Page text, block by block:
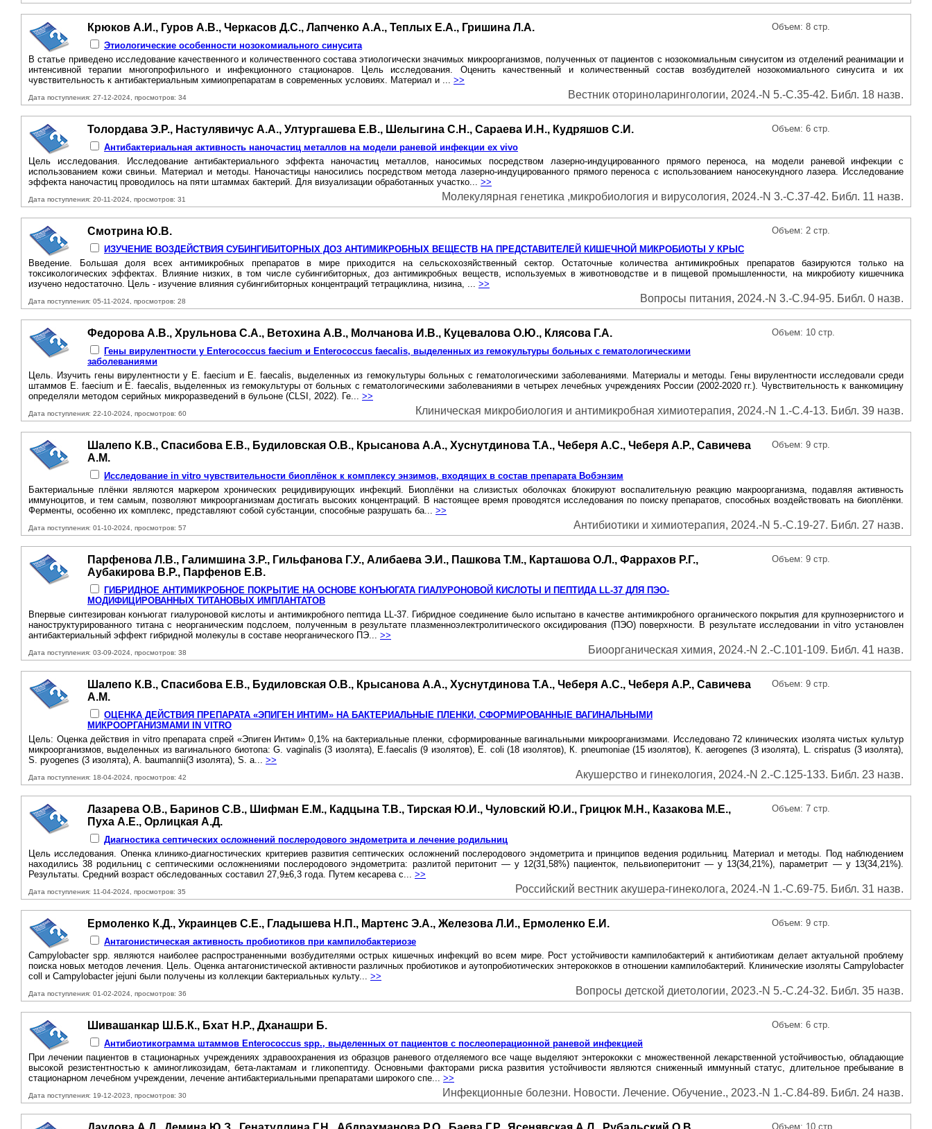
Крюков А.И., Гуров А.В., Черкасов Д.С., Лапченко А.А., Теплых Е.А., Гришина Л.А.
Этиологические особенности нозокомиального синусита
Объем: 8 стр.
В статье приведено исследование качественного и количественного состава этиологически значимых микроорганизмов, полученных от пациентов с нозокомиальным синуситом из отделений реанимации и
интенсивной терапии многопрофильного и инфекционного стационаров. Цель исследования. Оценить качественный и количественный состав возбудителей нозокомиального синусита и их
чувствительность к антибактериальным химиопрепаратам в современных условиях. Материал и ... >>
Дата поступления: 27-12-2024, просмотров: 34 Вестник оториноларингологии, 2024.-N 5.-С.35-42. Библ. 18 назв.
Толордава Э.Р., Настулявичус А.А., Ултургашева Е.В., Шелыгина С.Н., Сараева И.Н., Кудряшов С.И.
Антибактериальная активность наночастиц металлов на модели раневой инфекции ex vivo
Объем: 6 стр.
Цель исследования. Исследование антибактериального эффекта наночастиц металлов, наносимых посредством лазерно-индуцированного прямого переноса, на модели раневой инфекции с
использованием кожи свиньи. Материал и методы. Наночастицы наносились посредством метода лазерно-индуцированного прямого переноса с использованием наносекундного лазера. Исследование
эффекта наночастиц проводилось на пяти штаммах бактерий. Для визуализации обработанных участко... >>
Дата поступления: 20-11-2024, просмотров: 31 Молекулярная генетика ,микробиология и вирусология, 2024.-N 3.-С.37-42. Библ. 11 назв.
Смотрина Ю.В.
ИЗУЧЕНИЕ ВОЗДЕЙСТВИЯ СУБИНГИБИТОРНЫХ ДОЗ АНТИМИКРОБНЫХ ВЕЩЕСТВ HA ПРЕДСТАВИТЕЛЕЙ КИШЕЧНОЙ МИКРОБИОТЫ У КРЫС
Объем: 2 стр.
Введение. Большая доля всех антимикробных препаратов в мире приходится на сельскохозяйственный сектор. Остаточные количества антимикробных препаратов базируются только на
токсикологических эффектах. Влияние низких, в том числе субингибиторных, доз антимикробных веществ, используемых в животноводстве и в пищевой промышленности, на микробиоту кишечника
изучено недостаточно. Цель - изучение влияния субингибиторных концентраций тетрациклина, низина, ... >>
Дата поступления: 05-11-2024, просмотров: 28 Вопросы питания, 2024.-N 3.-С.94-95. Библ. 0 назв.
Федорова А.В., Хрульнова С.А., Ветохина А.В., Молчанова И.В., Куцевалова О.Ю., Клясова Г.А.
Гены вирулентности у Enterococcus faecium и Enterococcus faecalis, выделенных из гемокультуры больных с гематологическими
заболеваниями
Объем: 10 стр.
Цель. Изучить гены вирулентности у E. faecium и E. faecalis, выделенных из гемокультуры больных с гематологическими заболеваниями. Материалы и методы. Гены вирулентности исследовали среди
штаммов E. faecium и E. faecalis, выделенных из гемокультуры от больных с гематологическими заболеваниями в четырех лечебных учреждениях России (2002-2020 гг.). Чувствительность к ванкомицину
определяли методом серийных микроразведений в бульоне (CLSI, 2022). Ге... >>
Дата поступления: 22-10-2024, просмотров: 60 Клиническая микробиология и антимикробная химиотерапия, 2024.-N 1.-С.4-13. Библ. 39 назв.
Шалепо К.В., Спасибова Е.В., Будиловская О.В., Крысанова А.А., Хуснутдинова Т.А., Чеберя А.С., Чеберя А.Р., Савичева
А.М.
Исследование in vitro чувствительности биоплёнок к комплексу энзимов, входящих в состав препарата Вобэнзим
Объем: 9 стр.
Бактериальные плёнки являются маркером хронических рецидивирующих инфекций. Биоплёнки на слизистых оболочках блокируют воспалительную реакцию макроорганизма, подавляя активность
иммуноцитов, и тем самым, позволяют микроорганизмам достигать высоких концентраций. В настоящее время проводятся исследования по поиску препаратов, способных воздействовать на биоплёнки.
Ферменты, особенно их комплекс, представляют собой субстанции, способные разрушать ба... >>
Дата поступления: 01-10-2024, просмотров: 57 Антибиотики и химиотерапия, 2024.-N 5.-С.19-27. Библ. 27 назв.
Парфенова Л.В., Галимшина З.Р., Гильфанова Г.У., Алибаева Э.И., Пашкова Т.М., Карташова О.Л., Фаррахов Р.Г.,
Аубакирова В.Р., Парфенов Е.В.
ГИБРИДНОЕ АНТИМИКРОБНОЕ ПОКРЫТИЕ НА ОСНОВЕ КОНЪЮГАТА ГИАЛУРОНОВОЙ КИСЛОТЫ И ПЕПТИДА LL-37 ДЛЯ ПЭО-
МОДИФИЦИРОВАННЫХ ТИТАНОВЫХ ИМПЛАНТАТОВ
Объем: 9 стр.
Впервые синтезирован конъюгат гиалуроновой кислоты и антимикробного пептида LL-37. Гибридное соединение было испытано в качестве антимикробного органического покрытия для крупнозернистого и
наноструктурированного титана с неорганическим подслоем, полученным в результате плазменноэлектролитического оксидирования (ПЭО) поверхности. В результате исследовании in vitro установлен
антибактериальный эффект гибридной молекулы в составе неорганического ПЭ... >>
Дата поступления: 03-09-2024, просмотров: 38 Биоорганическая химия, 2024.-N 2.-С.101-109. Библ. 41 назв.
Шалепо К.В., Спасибова Е.В., Будиловская О.В., Крысанова А.А., Хуснутдинова Т.А., Чеберя А.С., Чеберя А.Р., Савичева
А.М.
ОЦЕНКА ДЕЙСТВИЯ ПРЕПАРАТА «ЭПИГЕН ИНТИМ» НА БАКТЕРИАЛЬНЫЕ ПЛЕНКИ, СФОРМИРОВАННЫЕ ВАГИНАЛЬНЫМИ
МИКРООРГАНИЗМАМИ IN VITRO
Объем: 9 стр.
Цель: Оценка действия in vitro препарата спрей «Эпиген Интим» 0,1% на бактериальные пленки, сформированные вагинальными микроорганизмами. Исследовано 72 клинических изолята чистых культур
микроорганизмов, выделенных из вагинального биотопа: G. vaginalis (3 изолята), E.faecalis (9 изолятов), Е. coli (18 изолятов), К. pneumoniae (15 изолятов), К. aerogenes (3 изолята), L. crispatus (3 изолята),
S. pyogenes (3 изолята), A. baumannii(3 изолята), S. a... >>
Дата поступления: 18-04-2024, просмотров: 42 Акушерство и гинекология, 2024.-N 2.-С.125-133. Библ. 23 назв.
Лазарева О.В., Баринов С.В., Шифман Е.М., Кадцына Т.В., Тирская Ю.И., Чуловский Ю.И., Грицюк М.Н., Казакова М.Е.,
Пуха А.Е., Орлицкая А.Д.
Диагностика септических осложнений послеродового эндометрита и лечение родильниц
Объем: 7 стр.
Цель исследования. Опенка клинико-диагностических критериев развития септических осложнений послеродового эндометрита и принципов ведения родильниц. Материал и методы. Под наблюдением
находились 38 родильниц с септическими осложнениями послеродового эндометрита: разлитой перитонит — у 12(31,58%) пациенток, пельвиоперитонит — у 13(34,21%), параметрит — у 13(34,21%).
Результаты. Средний возраст обследованных составил 27,9±6,3 года. Путем кесарева с... >>
Дата поступления: 11-04-2024, просмотров: 35 Российский вестник акушера-гинеколога, 2024.-N 1.-С.69-75. Библ. 31 назв.
Ермоленко К.Д., Украинцев С.Е., Гладышева Н.П., Мартенс Э.А., Железова Л.И., Ермоленко Е.И.
Антагонистическая активность пробиотиков при кампилобактериозе
Объем: 9 стр.
Campylobacter spp. являются наиболее распространенными возбудителями острых кишечных инфекций во всем мире. Рост устойчивости кампилобактерий к антибиотикам делает актуальной проблему
поиска новых методов лечения. Цель. Оценка антагонистической активности различных пробиотиков и аутопробиотических энтерококков в отношении кампилобактерий. Клинические изоляты Campylobacter
coll и Campylobacter jejuni были получены из коллекции бактериальных культу... >>
Дата поступления: 01-02-2024, просмотров: 36 Вопросы детской диетологии, 2023.-N 5.-С.24-32. Библ. 35 назв.
Шивашанкар Ш.Б.К., Бхат Н.Р., Дханашри Б.
Антибиотикограмма штаммов Enterococcus spp., выделенных от пациентов с послеоперационной раневой инфекцией
Объем: 6 стр.
При лечении пациентов в стационарных учреждениях здравоохранения из образцов раневого отделяемого все чаще выделяют энтерококки с множественной лекарственной устойчивостью, обладающие
высокой резистентностью к аминогликозидам, бета-лактамам и гликопептиду. Основными факторами риска развития устойчивости являются сниженный иммунный статус, длительное пребывание в
стационарном лечебном учреждении, лечение антибактериальными препаратами широкого спе... >>
Дата поступления: 19-12-2023, просмотров: 30 Инфекционные болезни. Новости. Лечение. Обучение., 2023.-N 1.-С.84-89. Библ. 24 назв.
Объем: 10 стр.